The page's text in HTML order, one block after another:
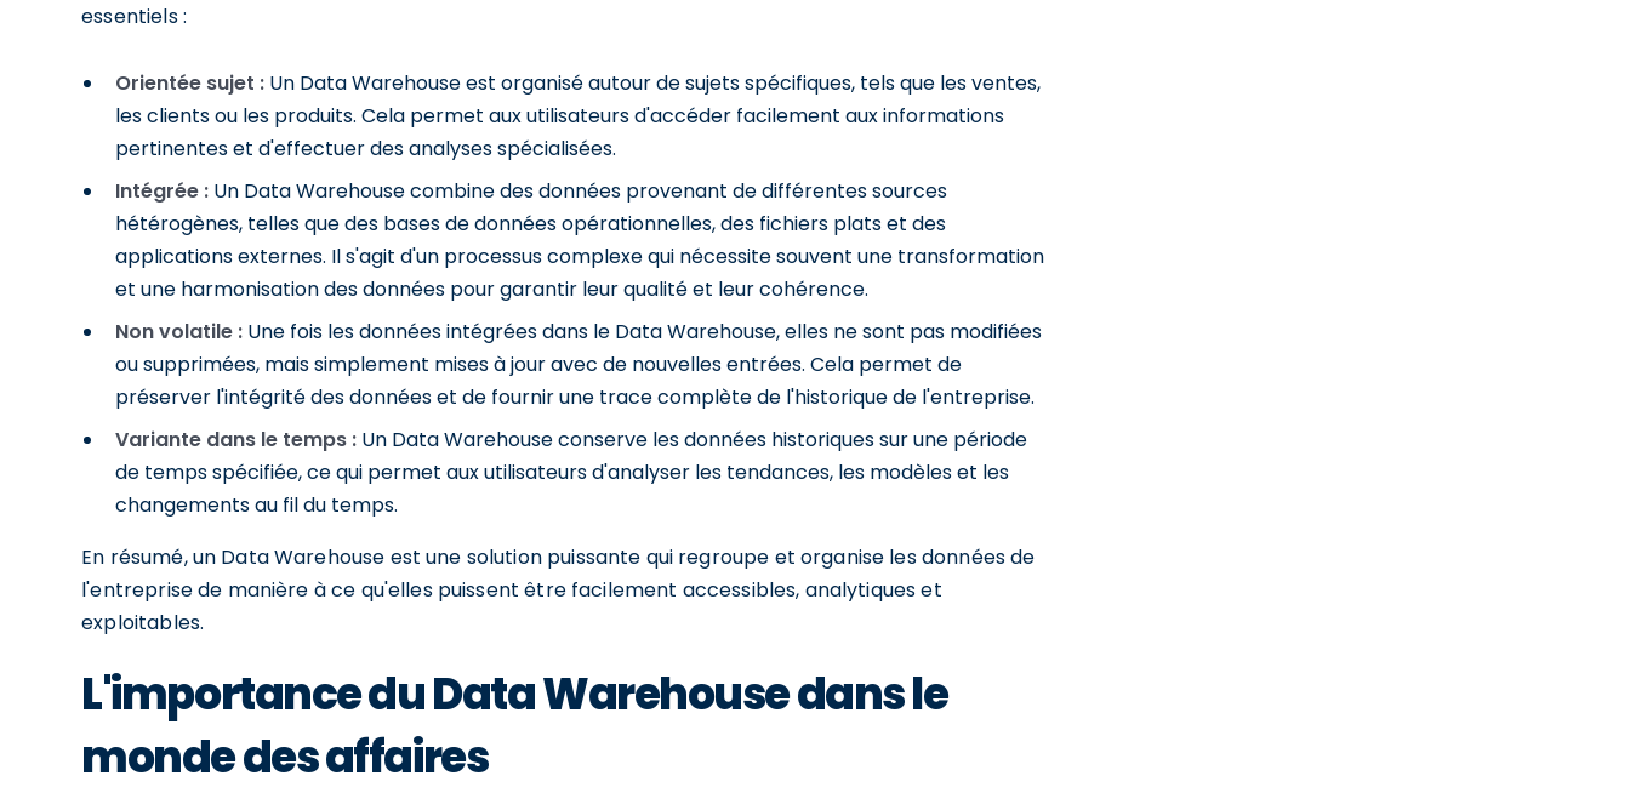
essentiels :
Orientée sujet : Un Data Warehouse est organisé autour de sujets spécifiques, tels que les ventes,
les clients ou les produits. Cela permet aux utilisateurs d'accéder facilement aux informations
pertinentes et d'effectuer des analyses spécialisées.
Intégrée : Un Data Warehouse combine des données provenant de différentes sources
hétérogènes, telles que des bases de données opérationnelles, des fichiers plats et des
applications externes. Il s'agit d'un processus complexe qui nécessite souvent une transformation
et une harmonisation des données pour garantir leur qualité et leur cohérence.
Non volatile : Une fois les données intégrées dans le Data Warehouse, elles ne sont pas modifiées
ou supprimées, mais simplement mises à jour avec de nouvelles entrées. Cela permet de
préserver l'intégrité des données et de fournir une trace complète de l'historique de l'entreprise.
Variante dans le temps : Un Data Warehouse conserve les données historiques sur une période
de temps spécifiée, ce qui permet aux utilisateurs d'analyser les tendances, les modèles et les
changements au fil du temps.
En résumé, un Data Warehouse est une solution puissante qui regroupe et organise les données de
l'entreprise de manière à ce qu'elles puissent être facilement accessibles, analytiques et
exploitables.
L'importance du Data Warehouse dans le
monde des affaires